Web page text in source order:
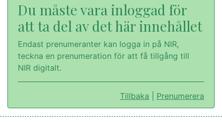
Du måste vara inloggad för
att ta del av det här innehållet
Endast prenumeranter kan logga in på NIR,
teckna en prenumeration för att få tillgång till
NIR digitalt.
Tillbaka Prenumerera